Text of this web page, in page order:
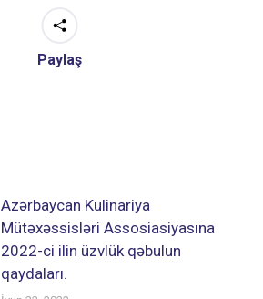
Paylaş
Azərbaycan Kulinariya
Mütəxəssisləri Assosiasiyasına
2022-ci ilin üzvlük qəbulun
qaydaları.